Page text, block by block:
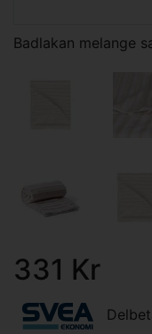
Badlakan melange
331 Kr